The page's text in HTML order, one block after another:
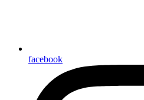
facebook